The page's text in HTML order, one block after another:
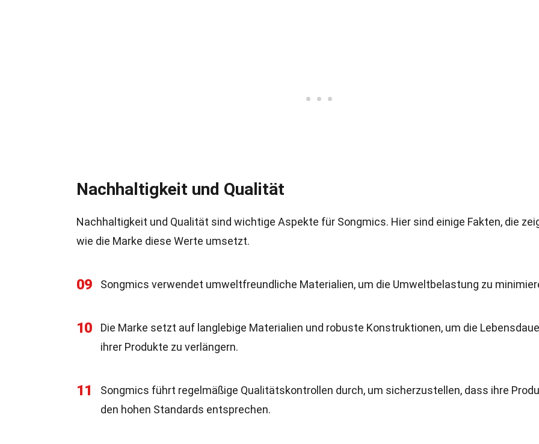
Nachhaltigkeit und Qualität
Nachhaltigkeit und Qualität sind wichtige Aspekte für Songmics. Hier sind einige Fakten, die
wie die Marke diese Werte umsetzt.
09 Songmics verwendet umweltfreundliche Materialien, um die Umweltbelastung zu
10
Die Marke setzt auf langlebige Materialien und robuste Konstruktionen, um die
ihrer Produkte zu verlängern.
11
Songmics führt regelmäßige Qualitätskontrollen durch, um sicherzustellen, dass ihre
den hohen Standards entsprechen.